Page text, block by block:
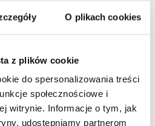
O plikach cookies
z plików cookie
do spersonalizowania treści
społecznościowe i
witrynie. Informacje o tym, jak
udostępniamy partnerom
dwubiegunowa